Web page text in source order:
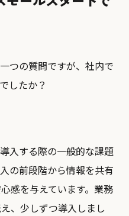
つの質問ですが、社内で
したか？
入する際の一般的な課題
の前段階から情報を共有
感を与えています。業務
、少しずつ導入しまし